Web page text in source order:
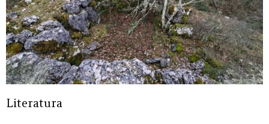
Literatura